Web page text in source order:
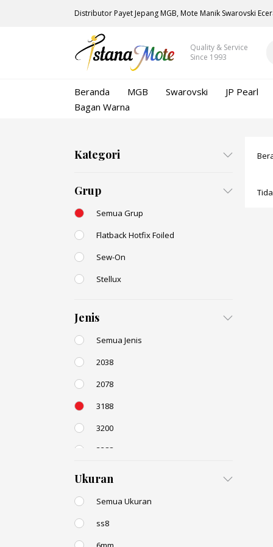
Distributor Payet Jepang MGB, Mote Manik Swarovski
Quality & Service
Since 1993
Beranda MGB Swarovski JP Pearl
Bagan Warna
Kategori
Grup
Semua Grup
Flatback Hotfix Foiled
Sew-On
Stellux
Jenis
Semua Jenis
2038
2078
3188
3200
3288
Ukuran
Semua Ukuran
ss8